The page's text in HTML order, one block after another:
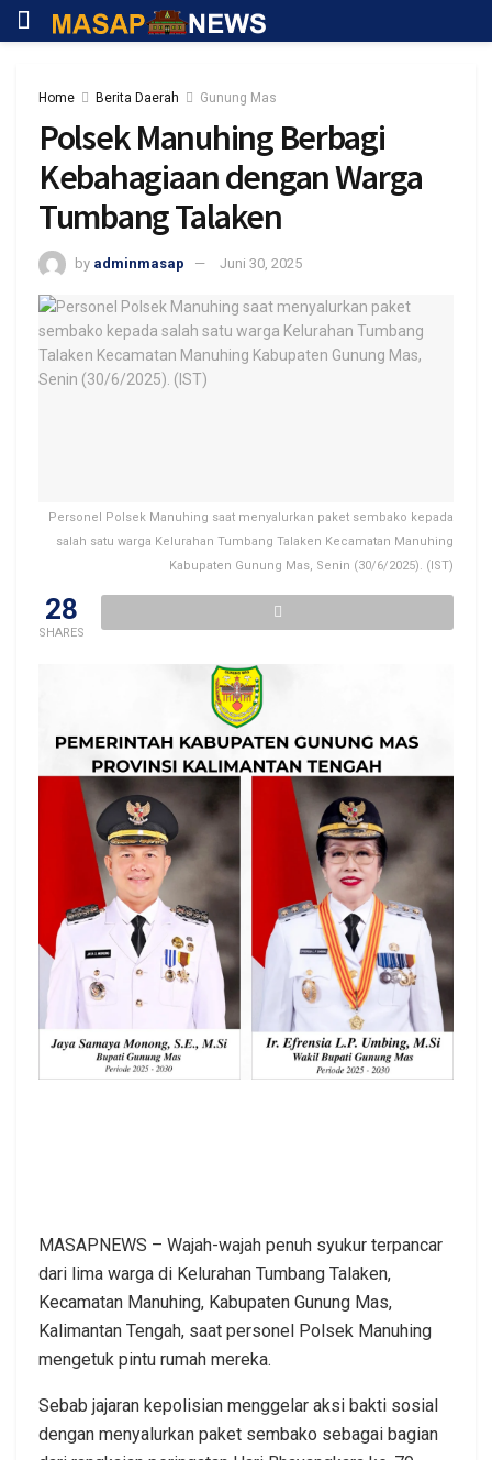
Home Berita Daerah Gunung Mas
Polsek Manuhing Berbagi
Kebahagiaan dengan Warga
Tumbang Talaken
by adminmasap Juni 30, 2025
Personel Polsek Manuhing saat menyalurkan paket sembako kepada
salah satu warga Kelurahan Tumbang Talaken Kecamatan Manuhing
Kabupaten Gunung Mas, Senin (30/6/2025). (IST)
28
SHARES
MASAPNEWS – Wajah-wajah penuh syukur terpancar
dari lima warga di Kelurahan Tumbang Talaken,
Kecamatan Manuhing, Kabupaten Gunung Mas,
Kalimantan Tengah, saat personel Polsek Manuhing
mengetuk pintu rumah mereka.
Sebab jajaran kepolisian menggelar aksi bakti sosial
dengan menyalurkan paket sembako sebagai bagian